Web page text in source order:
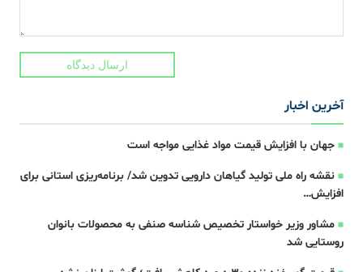
ارسال دیدگاه
آخرین اخبار
جهان با افزایش قیمت مواد غذایی مواجه است
نقشه راه ملی تولید گیاهان دارویی تدوین شد/ برنامه‌ریزی استانی برای
افزایش…
مشاور وزیر خواستار تخصیص شناسه صنفی به محصولات بانوان
روستایی شد